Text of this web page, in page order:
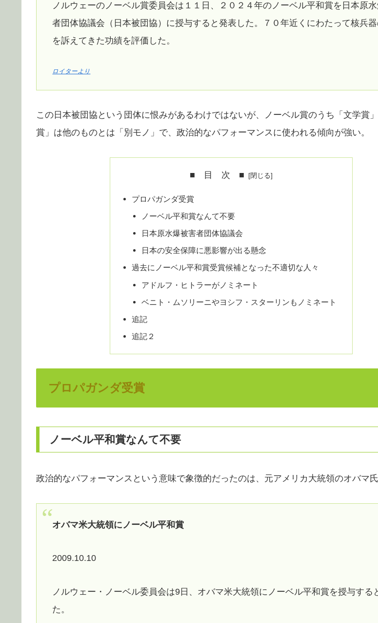
ノルウェーのノーベル賞委員会は１１日、２０２４年のノーベル平和賞を日本原
者団体協議会（日本被団協）に授与すると発表した。７０年近くにわたって核兵
を訴えてきた功績を評価した。
ロイターより
この日本被団協という団体に恨みがあるわけではないが、ノーベル賞のうち「文学賞
賞」は他のものとは「別モノ」で、政治的なパフォーマンスに使われる傾向が強い。
■ 目 次 ■
プロパガンダ受賞
ノーベル平和賞なんて不要
日本原水爆被害者団体協議会
日本の安全保障に悪影響が出る懸念
過去にノーベル平和賞受賞候補となった不適切な人々
アドルフ・ヒトラーがノミネート
ベニト・ムソリーニやヨシフ・スターリンもノミネート
追記
追記２
プロパガンダ受賞
ノーベル平和賞なんて不要
政治的なパフォーマンスという意味で象徴的だったのは、元アメリカ大統領のオバマ氏
オバマ米大統領にノーベル平和賞
2009.10.10
ノルウェー・ノーベル委員会は9日、オバマ米大統領にノーベル平和賞を授与する
た。